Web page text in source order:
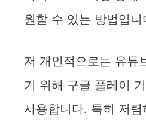
원할 수 있는 방법입니
저 개인적으로는 유튜
기 위해 구글 플레이
사용합니다. 특히 저